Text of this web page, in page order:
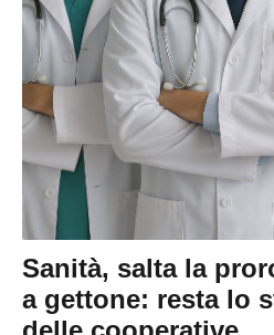
Sanità, salta la
a gettone: resta lo